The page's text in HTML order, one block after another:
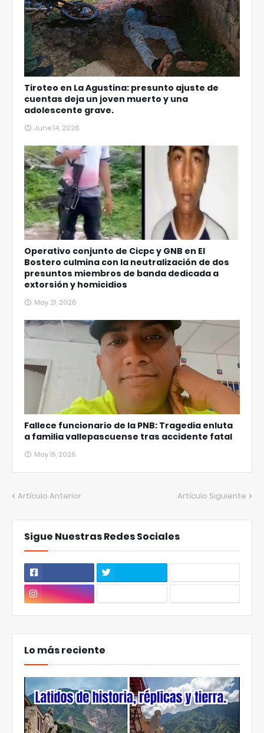
Tiroteo en La Agustina: presunto ajuste de
cuentas deja un joven muerto y una
adolescente grave.
June 14, 2026
Operativo conjunto de Cicpc y GNB en El
Bostero culmina con la neutralización de dos
presuntos miembros de banda dedicada a
extorsión y homicidios
May 21, 2026
Fallece funcionario de la PNB: Tragedia enluta
a familia vallepascuense tras accidente fatal
May 15, 2026
Artículo Anterior Artículo Siguiente
Sigue Nuestras Redes Sociales
Lo más reciente